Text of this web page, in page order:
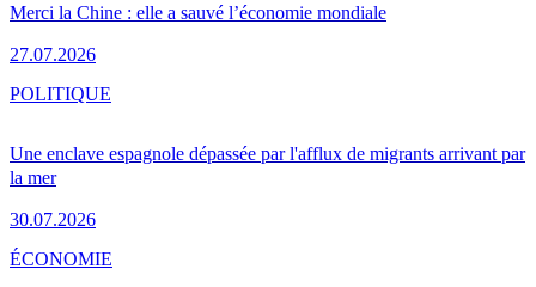
Merci la Chine : elle a sauvé l’économie mondiale
27.07.2026
Une enclave espagnole dépassée par l'afflux de migrants arrivant par
la mer
30.07.2026
POLITIQUE
ÉCONOMIE